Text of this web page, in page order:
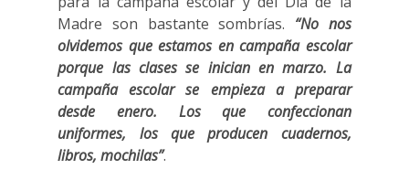
Madre son bastante sombrías. “No nos
olvidemos que estamos en campaña escolar
porque las clases se inician en marzo. La
campaña escolar se empieza a preparar
desde enero. Los que confeccionan
uniformes, los que producen cuadernos,
libros, mochilas”.